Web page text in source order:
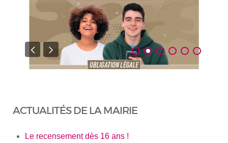
ACTUALITÉS DE LA MAIRIE
Le recensement dès 16 ans !